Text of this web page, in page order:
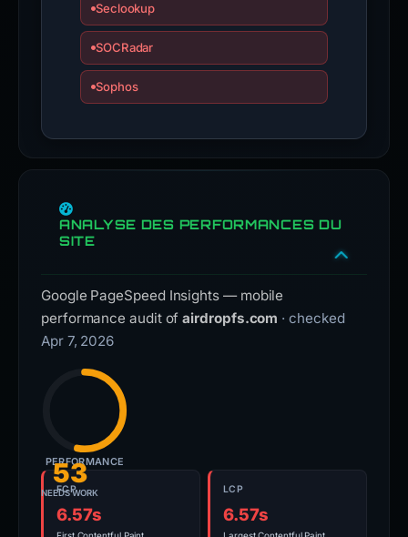
Seclookup
SOCRadar
Sophos
ANALYSE DES PERFORMANCES DU
SITE
Google PageSpeed Insights — mobile
performance audit ofairdropfs.com · checked
Apr 7, 2026
53
NEEDS WORK
PERFORMANCE
FCP
6.57s
LCP
6.57s